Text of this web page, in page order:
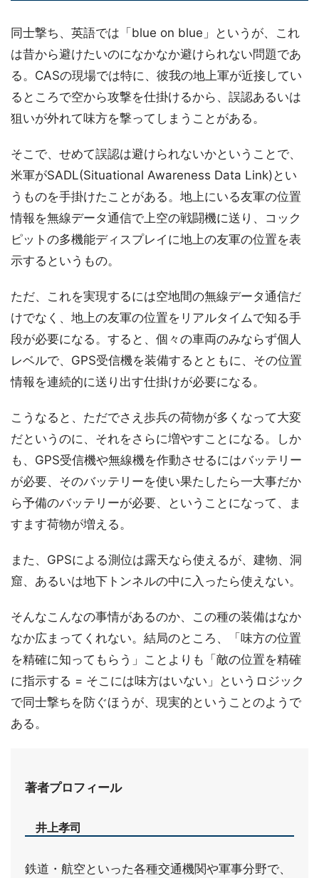
同士撃ち、英語では「blue on blue」というが、これ
は昔から避けたいのになかなか避けられない問題であ
る。CASの現場では特に、彼我の地上軍が近接してい
るところで空から攻撃を仕掛けるから、誤認あるいは
狙いが外れて味方を撃ってしまうことがある。
そこで、せめて誤認は避けられないかということで、
米軍がSADL(Situational Awareness Data Link)とい
うものを手掛けたことがある。地上にいる友軍の位置
情報を無線データ通信で上空の戦闘機に送り、コック
ピットの多機能ディスプレイに地上の友軍の位置を表
示するというもの。
ただ、これを実現するには空地間の無線データ通信だ
けでなく、地上の友軍の位置をリアルタイムで知る手
段が必要になる。すると、個々の車両のみならず個人
レベルで、GPS受信機を装備するとともに、その位置
情報を連続的に送り出す仕掛けが必要になる。
こうなると、ただでさえ歩兵の荷物が多くなって大変
だというのに、それをさらに増やすことになる。しか
も、GPS受信機や無線機を作動させるにはバッテリー
が必要、そのバッテリーを使い果たしたら一大事だか
ら予備のバッテリーが必要、ということになって、ま
すます荷物が増える。
また、GPSによる測位は露天なら使えるが、建物、洞
窟、あるいは地下トンネルの中に入ったら使えない。
そんなこんなの事情があるのか、この種の装備はなか
なか広まってくれない。結局のところ、「味方の位置
を精確に知ってもらう」ことよりも「敵の位置を精確
に指示する = そこには味方はいない」というロジック
で同士撃ちを防ぐほうが、現実的ということのようで
ある。
著者プロフィール
井上孝司
鉄道・航空といった各種交通機関や軍事分野で、